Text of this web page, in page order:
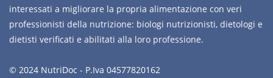
interessati a migliorare la propria alimentazione con veri
professionisti della nutrizione: biologi nutrizionisti, dietologi e
dietisti verificati e abilitati alla loro professione.
© 2024 NutriDoc - P.Iva 04577820162